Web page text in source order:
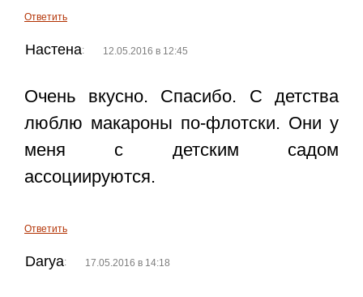
Ответить
Настена: 12.05.2016 в 12:45
Очень вкусно. Спасибо. С детства
люблю макароны по-флотски. Они у
меня с детским садом
ассоциируются.
Ответить
Darya: 17.05.2016 в 14:18